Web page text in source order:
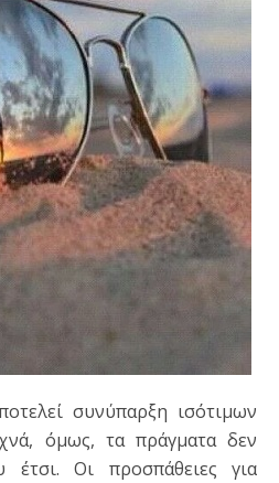
όμως, τα πράγματα δεν
έτσι. Οι προσπάθειες για